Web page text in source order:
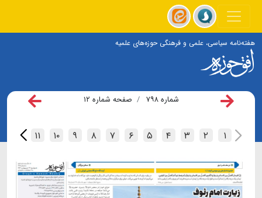
هفته‌نامه سیاسی، علمی و فرهنگی حوزه‌های علمیه
شماره ۷۹۸ صفحه شماره ۱۲
۱ ۲ ۳ ۴ ۵ ۶ ۷ ۸ ۹ ۱۰ ۱۱ ۱۲